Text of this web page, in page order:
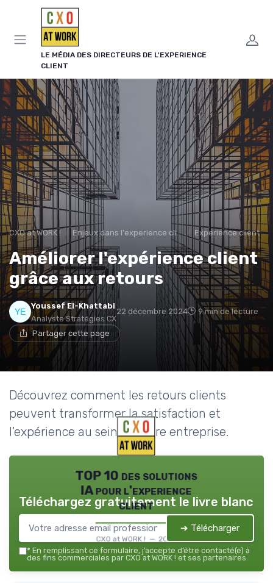
LE MÉDIA DES DIRECTEURS DE L'EXPERIENCE
CLIENT
CXO at WORK ! Enjeux dans l'experience client Experience client
Améliorer l'expérience client
grâce aux retours
Youssef El-Khattabi
Analyste Stratégies CX
22 décembre 2024 9 min de lecture
Partager cette page
Découvrez comment les retours clients
peuvent transformer la satisfaction et
l'expérience au sein de votre entreprise.
TOP 10 des solutions
IA pour l'experience
client
CXO at WORK ! — 2026
Téléchargez gratuitement le livre blanc
➔ Télécharger
* En remplissant ce formulaire, j’accepte d’être contacté(e) à
des fins commerciales par CXO at WORK ! et ses partenaires.
Panneau de gestion des cookies